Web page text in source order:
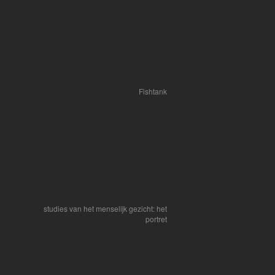
Fishtank
studies van het menselijk gezicht: het
portret